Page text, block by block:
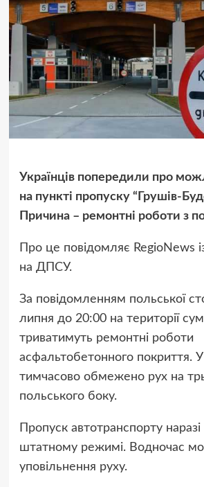
Українців попередили про
на пункті пропуску “Грушів-
Причина – ремонтні роботи з
Про це повідомляє RegioNews
на ДПСУ.
За повідомленням польської
липня до 20:00 на території
триватимуть ремонтні роботи
асфальтобетонного покриття. У
тимчасово обмежено рух на
польського боку.
Пропуск автотранспорту
штатному режимі. Водночас
уповільнення руху.